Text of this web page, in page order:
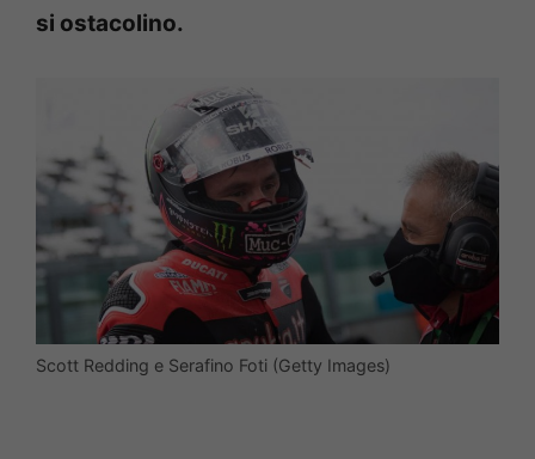
si ostacolino.
Scott Redding e Serafino Foti (Getty Images)